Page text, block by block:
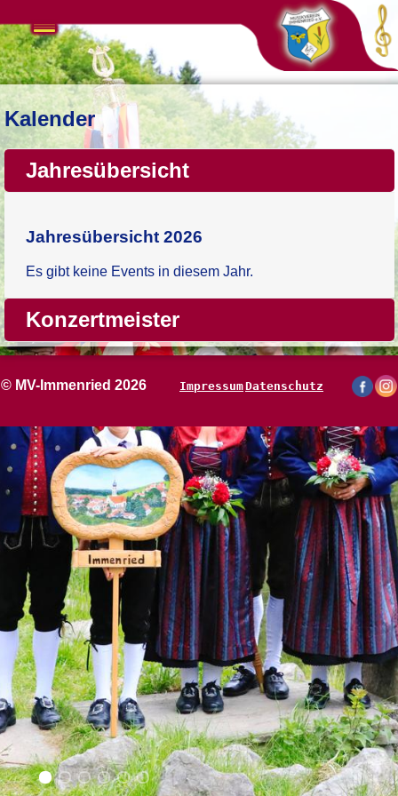
Navigation
überspringen
Kalender
Jahresübersicht
Jahresübersicht 2026
Es gibt keine Events in diesem Jahr.
Konzertmeister
© MV-Immenried 2026 ImpressumDatenschutz